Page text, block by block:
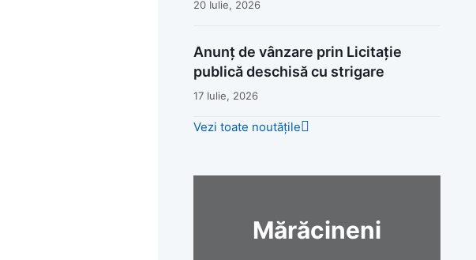
20 Iulie, 2026
Anunț de vânzare prin Licitație
publică deschisă cu strigare
17 Iulie, 2026
Vezi toate noutățile
Mărăcineni